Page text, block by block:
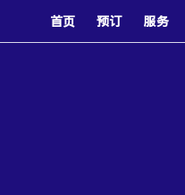
首页 预订 服务